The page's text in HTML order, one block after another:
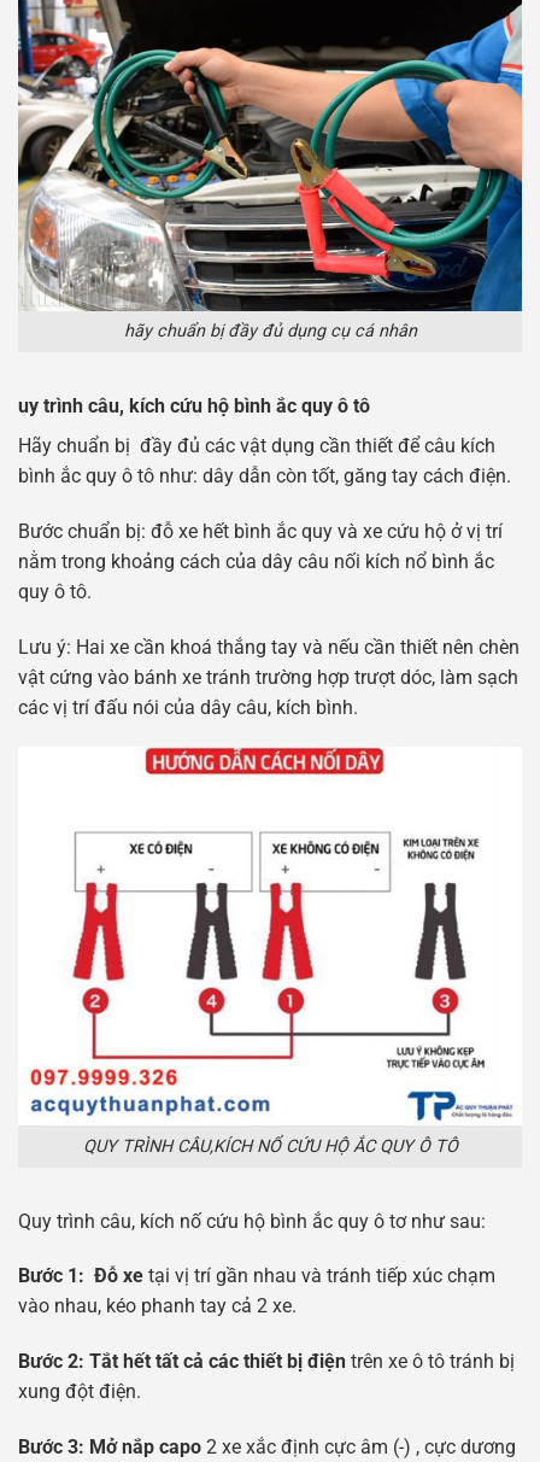
hãy chuẩn bị đầy đủ dụng cụ cá nhân
uy trình câu, kích cứu hộ bình ắc quy ô tô
Hãy chuẩn bị đầy đủ các vật dụng cần thiết để câu kích
bình ắc quy ô tô như: dây dẫn còn tốt, găng tay cách điện.
Bước chuẩn bị: đỗ xe hết bình ắc quy và xe cứu hộ ở vị trí
nằm trong khoảng cách của dây câu nối kích nổ bình ắc
quy ô tô.
Lưu ý: Hai xe cần khoá thắng tay và nếu cần thiết nên chèn
vật cứng vào bánh xe tránh trường hợp trượt dóc, làm sạch
các vị trí đấu nói của dây câu, kích bình.
QUY TRÌNH CÂU,KÍCH NỔ CỨU HỘ ẮC QUY Ô TÔ
Quy trình câu, kích nố cứu hộ bình ắc quy ô tơ như sau:
Bước 1: Đỗ xe tại vị trí gần nhau và tránh tiếp xúc chạm
vào nhau, kéo phanh tay cả 2 xe.
Bước 2: Tắt hết tất cả các thiết bị điện trên xe ô tô tránh bị
xung đột điện.
Bước 3: Mở nắp capo 2 xe xắc định cực âm (-) , cực dương